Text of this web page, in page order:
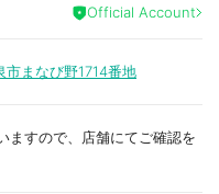
a
Official Account
市まなび野1714番地
ますので、店舗にてご確認を